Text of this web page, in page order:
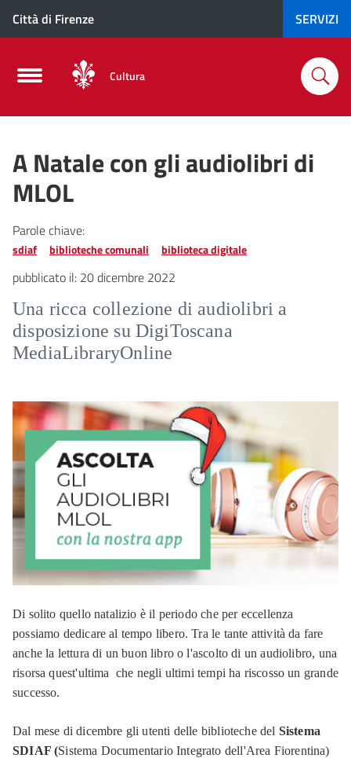
Città di Firenze SERVIZI
Cultura
A Natale con gli audiolibri di
MLOL
Parole chiave:
sdiaf biblioteche comunali biblioteca digitale
pubblicato il: 20 dicembre 2022
Una ricca collezione di audiolibri a
disposizione su DigiToscana
MediaLibraryOnline
Di solito quello natalizio è il periodo che per eccellenza
possiamo dedicare al tempo libero. Tra le tante attività da fare
anche la lettura di un buon libro o l'ascolto di un audiolibro, una
risorsa quest'ultima che negli ultimi tempi ha riscosso un grande
successo.
Dal mese di dicembre gli utenti delle biblioteche del Sistema
SDIAF (Sistema Documentario Integrato dell'Area Fiorentina)